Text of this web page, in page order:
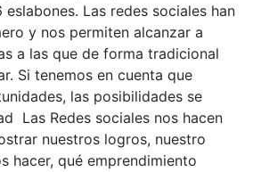
Las redes sociales han
y nos permiten alcanzar a
a las que de forma tradicional
Si tenemos en cuenta que
las posibilidades se
Las Redes sociales nos hacen
nuestros logros, nuestro
hacer, qué emprendimiento